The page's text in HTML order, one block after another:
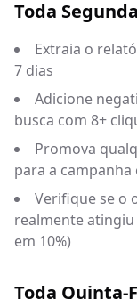
Toda
Extraia o
7 dias
Adicione
busca com 8+
Promova
para a
Verifique se o
realmente atingiu
em 10%)
Toda Quinta-